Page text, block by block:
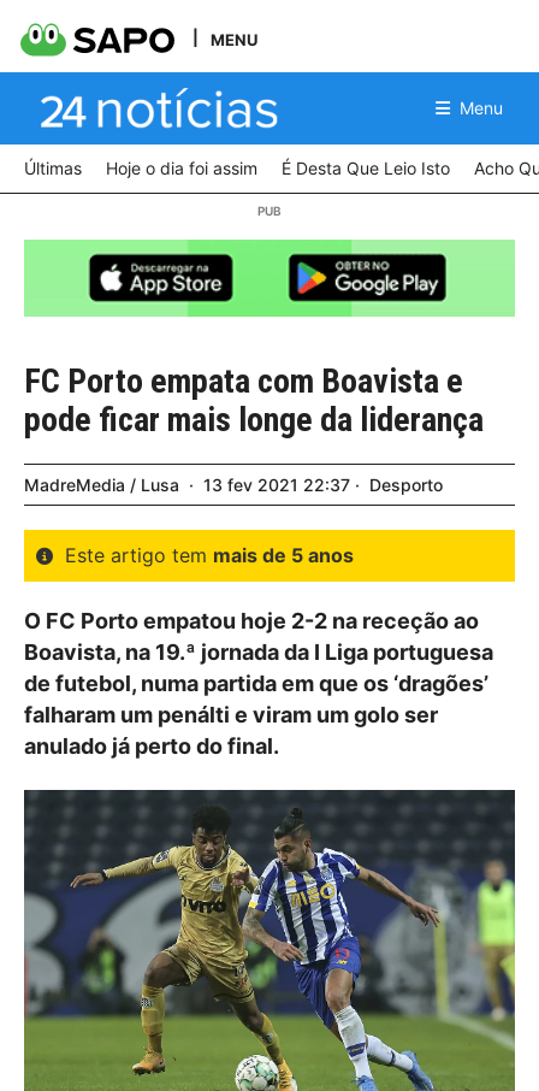
MENU
Menu
Últimas Hoje o dia foi assim É Desta Que Leio Isto Acho
FC Porto empata com Boavista e
pode ficar mais longe da liderança
MadreMedia / Lusa 13 fev 2021 22:37 Desporto
Este artigo tem mais de 5 anos
O FC Porto empatou hoje 2-2 na receção ao
Boavista, na 19.ª jornada da I Liga portuguesa
de futebol, numa partida em que os ‘dragões’
falharam um penálti e viram um golo ser
anulado já perto do final.